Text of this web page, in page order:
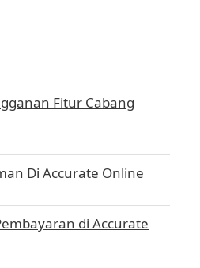
Fitur Cabang
Di Accurate Online
di Accurate